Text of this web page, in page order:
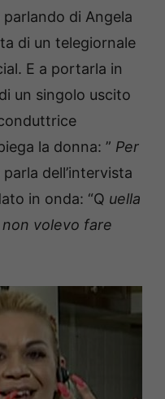
parlando di Angela
di un telegiornale
E a portarla in
un singolo uscito
la donna: ” Per
dell’intervista
in onda: “Q uella
non volevo fare